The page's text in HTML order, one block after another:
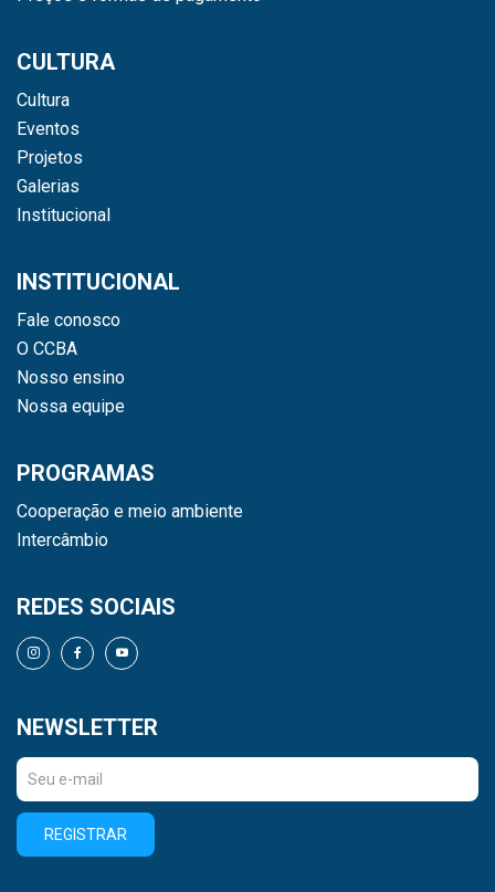
CULTURA
Cultura
Eventos
Projetos
Galerias
Institucional
INSTITUCIONAL
Fale conosco
O CCBA
Nosso ensino
Nossa equipe
PROGRAMAS
Cooperação e meio ambiente
Intercâmbio
REDES SOCIAIS
NEWSLETTER
REGISTRAR